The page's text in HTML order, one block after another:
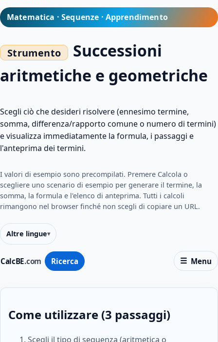
CalcBE.com Ricerca Menu
Matematica · Sequenze · Apprendimento
Successioni
aritmetiche e geometriche
Scegli ciò che desideri risolvere (ennesimo termine,
somma, differenza/rapporto comune o numero di termini)
e visualizza immediatamente la formula, i passaggi e
l'anteprima dei termini.
I valori di esempio sono precompilati. Premere Calcola o
scegliere uno scenario di esempio per generare il termine, la
somma, la formula e l'elenco di anteprima. Tutti i calcoli
rimangono nel browser finché non scegli di copiare un URL.
Altre lingue
Come utilizzare (3 passaggi)
Scegli il tipo di sequenza (aritmetica o